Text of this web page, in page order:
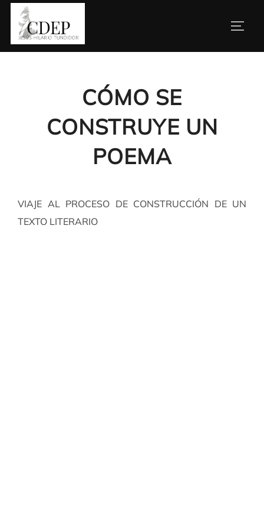
Saltar
contenido
CÓMO SE
CONSTRUYE UN
POEMA
VIAJE AL PROCESO DE CONSTRUCCIÓN DE UN
TEXTO LITERARIO